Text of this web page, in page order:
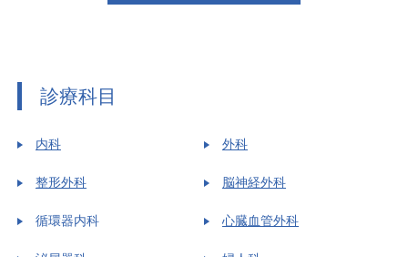
診療科目
内科 外科
整形外科 脳神経外科
循環器内科 心臓血管外科